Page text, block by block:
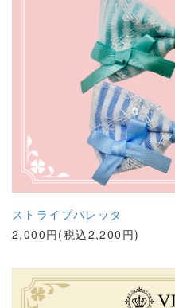
ストライプバレッタ
2,000円(税込2,200円)